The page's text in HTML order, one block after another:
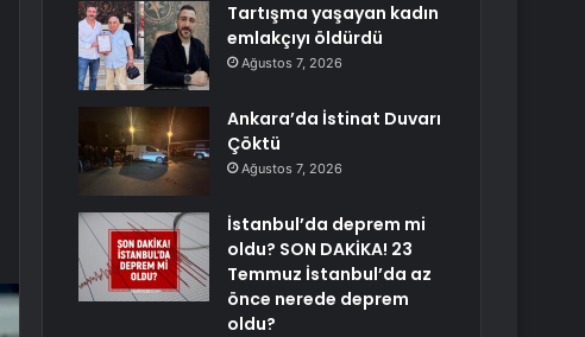
Tartışma yaşayan kadın
emlakçıyı öldürdü
Ağustos 7, 2026
Ankara’da İstinat Duvarı
Çöktü
Ağustos 7, 2026
İstanbul’da deprem mi
oldu? SON DAKİKA! 23
Temmuz İstanbul’da az
önce nerede deprem
oldu?